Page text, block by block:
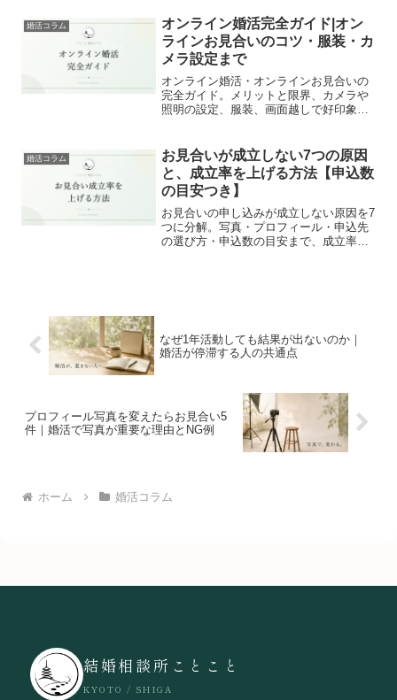
す。
婚活コラム
オンライン婚活完全ガイド|オン
ラインお見合いのコツ・服装・カ
メラ設定まで
オンライン婚活・オンラインお見合いの
完全ガイド。メリットと限界、カメラや
照明の設定、服装、画面越しで好印象を
婚活コラム
お見合いが成立しない7つの原因
と、成立率を上げる方法【申込数
の目安つき】
お見合いの申し込みが成立しない原因を7
つに分解。写真・プロフィール・申込先
の選び方・申込数の目安まで、成立率を
なぜ1年活動しても結果が出ないのか｜
婚活が停滞する人の共通点
プロフィール写真を変えたらお見合い5
件｜婚活で写真が重要な理由とNG例
ホーム 婚活コラム
結婚相談所ことこと
KYOTO / SHIGA